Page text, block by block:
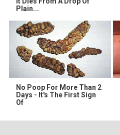
Plain...
No Poop For More Than 2
Days - It's The First Sign
Of